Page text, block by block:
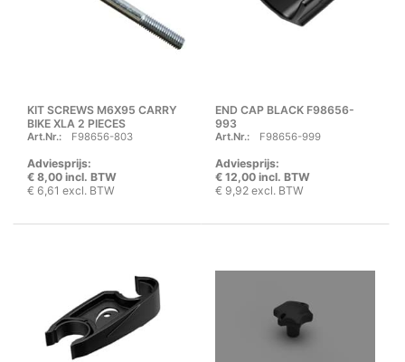
KIT SCREWS M6X95 CARRY
BIKE XLA 2 PIECES
Art.Nr.: F98656-803
Adviesprijs:
€ 8,00 incl. BTW
€ 6,61 excl. BTW
END CAP BLACK F98656-
993
Art.Nr.: F98656-999
Adviesprijs:
€ 12,00 incl. BTW
€ 9,92 excl. BTW